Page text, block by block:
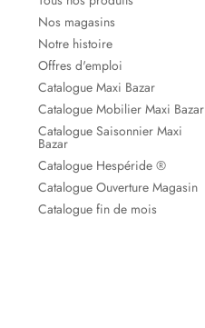
Nos magasins
Notre histoire
Offres d'emploi
Catalogue Maxi Bazar
Catalogue Mobilier Maxi Bazar
Catalogue Saisonnier Maxi
Bazar
Catalogue Hespéride ®
Catalogue Ouverture Magasin
Catalogue fin de mois